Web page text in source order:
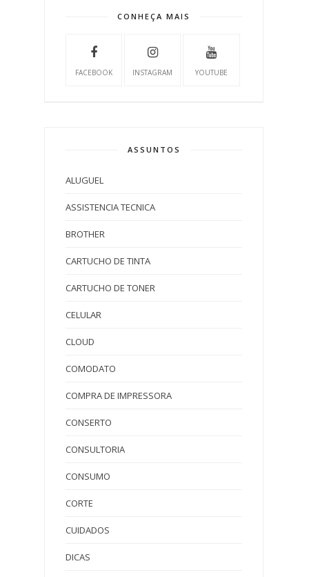
CONHEÇA MAIS
FACEBOOK INSTAGRAM YOUTUBE
ASSUNTOS
ALUGUEL
ASSISTENCIA TECNICA
BROTHER
CARTUCHO DE TINTA
CARTUCHO DE TONER
CELULAR
CLOUD
COMODATO
COMPRA DE IMPRESSORA
CONSERTO
CONSULTORIA
CONSUMO
CORTE
CUIDADOS
DICAS